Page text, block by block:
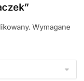
Wymagane